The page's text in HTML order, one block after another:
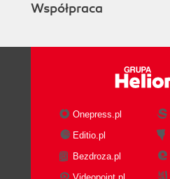
Współpraca
Onepress.pl
Editio.pl
Bezdroza.pl